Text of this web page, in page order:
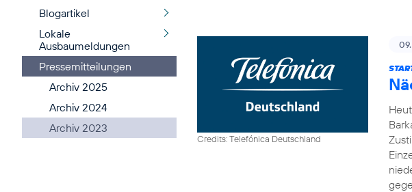
Blogartikel
Lokale
Ausbaumeldungen
Pressemitteilungen
Archiv 2025
Archiv 2024
Archiv 2023
Credits: Telefónica Deutschland